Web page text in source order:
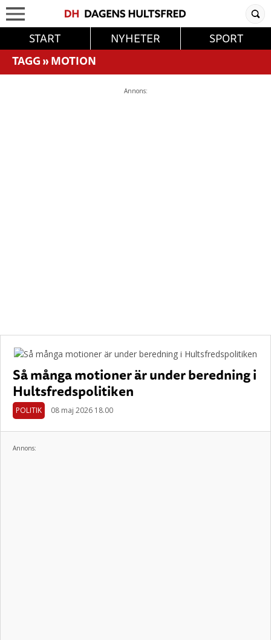
START NYHETER
SPORT
TAGG»MOTION
Annons:
Så många motioner är under beredning i
Hultsfredspolitiken
POLITIK 08 maj 2026 18.00
Annons: